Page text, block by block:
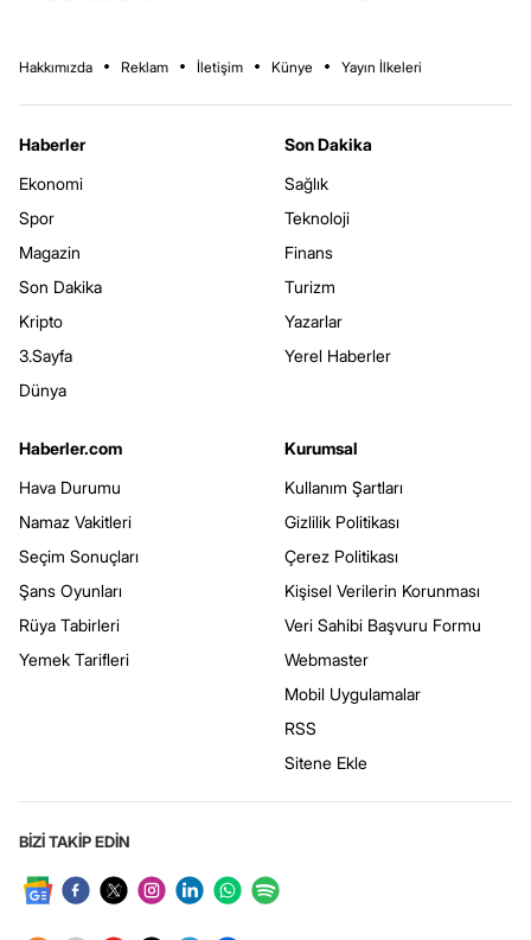
Hakkımızda Reklam İletişim Künye Yayın İlkeleri
Haberler
Ekonomi
Spor
Magazin
Son Dakika
Kripto
3.Sayfa
Dünya
Son Dakika
Sağlık
Teknoloji
Finans
Turizm
Yazarlar
Yerel Haberler
Haberler.com
Hava Durumu
Namaz Vakitleri
Seçim Sonuçları
Şans Oyunları
Rüya Tabirleri
Yemek Tarifleri
Kurumsal
Kullanım Şartları
Gizlilik Politikası
Çerez Politikası
Kişisel Verilerin Korunması
Veri Sahibi Başvuru Formu
Webmaster
Mobil Uygulamalar
RSS
Sitene Ekle
BİZİ TAKİP EDİN